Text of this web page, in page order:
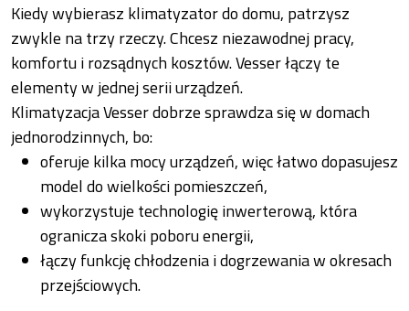
Kiedy wybierasz klimatyzator do domu, patrzysz
zwykle na trzy rzeczy. Chcesz niezawodnej pracy,
komfortu i rozsądnych kosztów. Vesser łączy te
elementy w jednej serii urządzeń.
Klimatyzacja Vesser dobrze sprawdza się w domach
jednorodzinnych, bo:
oferuje kilka mocy urządzeń, więc łatwo dopasujesz
model do wielkości pomieszczeń,
wykorzystuje technologię inwerterową, która
ogranicza skoki poboru energii,
łączy funkcję chłodzenia i dogrzewania w okresach
przejściowych.